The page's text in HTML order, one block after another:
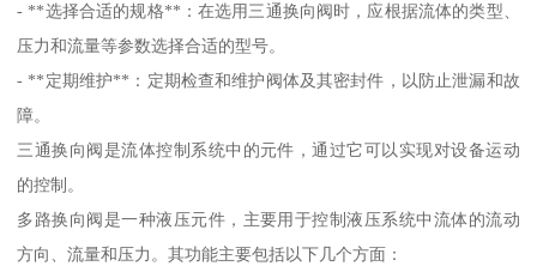
- **选择合适的规格**：在选用三通换向阀时，应根据流体的类型、
压力和流量等参数选择合适的型号。
- **定期维护**：定期检查和维护阀体及其密封件，以防止泄漏和故
障。
三通换向阀是流体控制系统中的元件，通过它可以实现对设备运动
的控制。
多路换向阀是一种液压元件，主要用于控制液压系统中流体的流动
方向、流量和压力。其功能主要包括以下几个方面：